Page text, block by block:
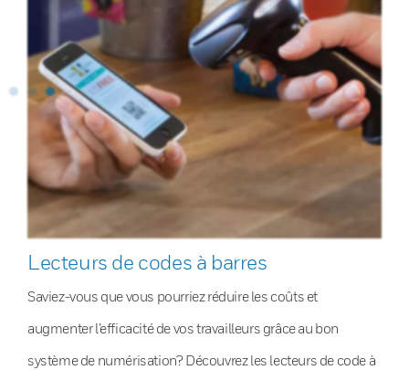
Lecteurs de codes à barres
Saviez-vous que vous pourriez réduire les coûts et
augmenter l’efficacité de vos travailleurs grâce au bon
système de numérisation? Découvrez les lecteurs de code à